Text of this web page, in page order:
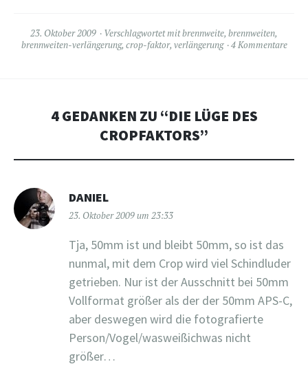
23. Oktober 2009 Verschlagwortet mitbrennweite, brennweiten,
brennweiten-verlängerung, crop-faktor, verlängerung 4 Kommentare
4 GEDANKEN ZU “DIE LÜGE DES
CROPFAKTORS”
DANIEL
23. Oktober 2009 um 23:33
Tja, 50mm ist und bleibt 50mm, so ist das
nunmal, mit dem Crop wird viel Schindluder
getrieben. Nur ist der Ausschnitt bei 50mm
Vollformat größer als der der 50mm APS-C,
aber deswegen wird die fotografierte
Person/Vogel/wasweißichwas nicht
größer…